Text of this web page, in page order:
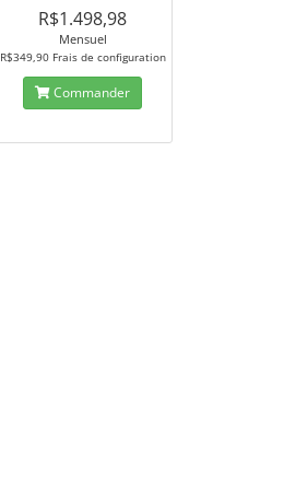
R$1.498,98
Mensuel
R$349,90 Frais de configuration
Commander